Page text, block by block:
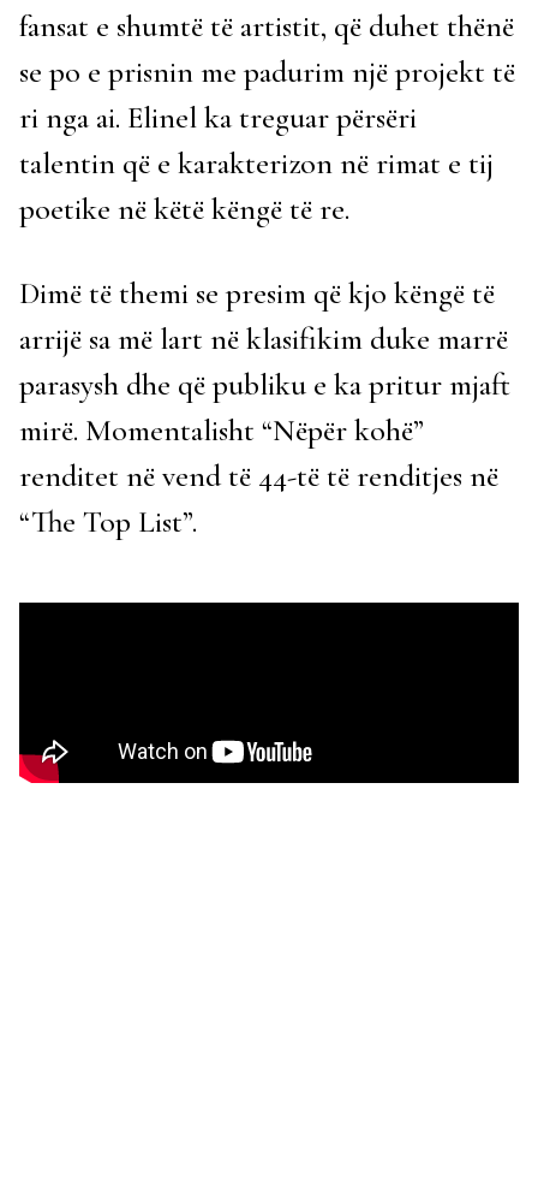
fansat e shumtë të artistit, që duhet thënë
se po e prisnin me padurim një projekt të
ri nga ai. Elinel ka treguar përsëri
talentin që e karakterizon në rimat e tij
poetike në këtë këngë të re.
Dimë të themi se presim që kjo këngë të
arrijë sa më lart në klasifikim duke marrë
parasysh dhe që publiku e ka pritur mjaft
mirë. Momentalisht “Nëpër kohë”
renditet në vend të 44-të të renditjes në
“The Top List”.